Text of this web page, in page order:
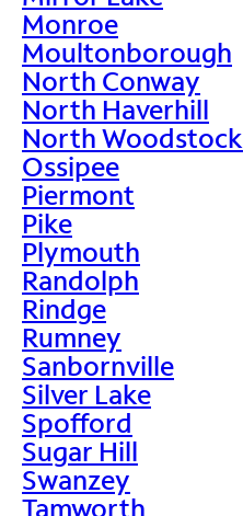
Monroe
Moultonborough
North Conway
North Haverhill
North Woodstock
Ossipee
Piermont
Pike
Plymouth
Randolph
Rindge
Rumney
Sanbornville
Silver Lake
Spofford
Sugar Hill
Swanzey
Tamworth